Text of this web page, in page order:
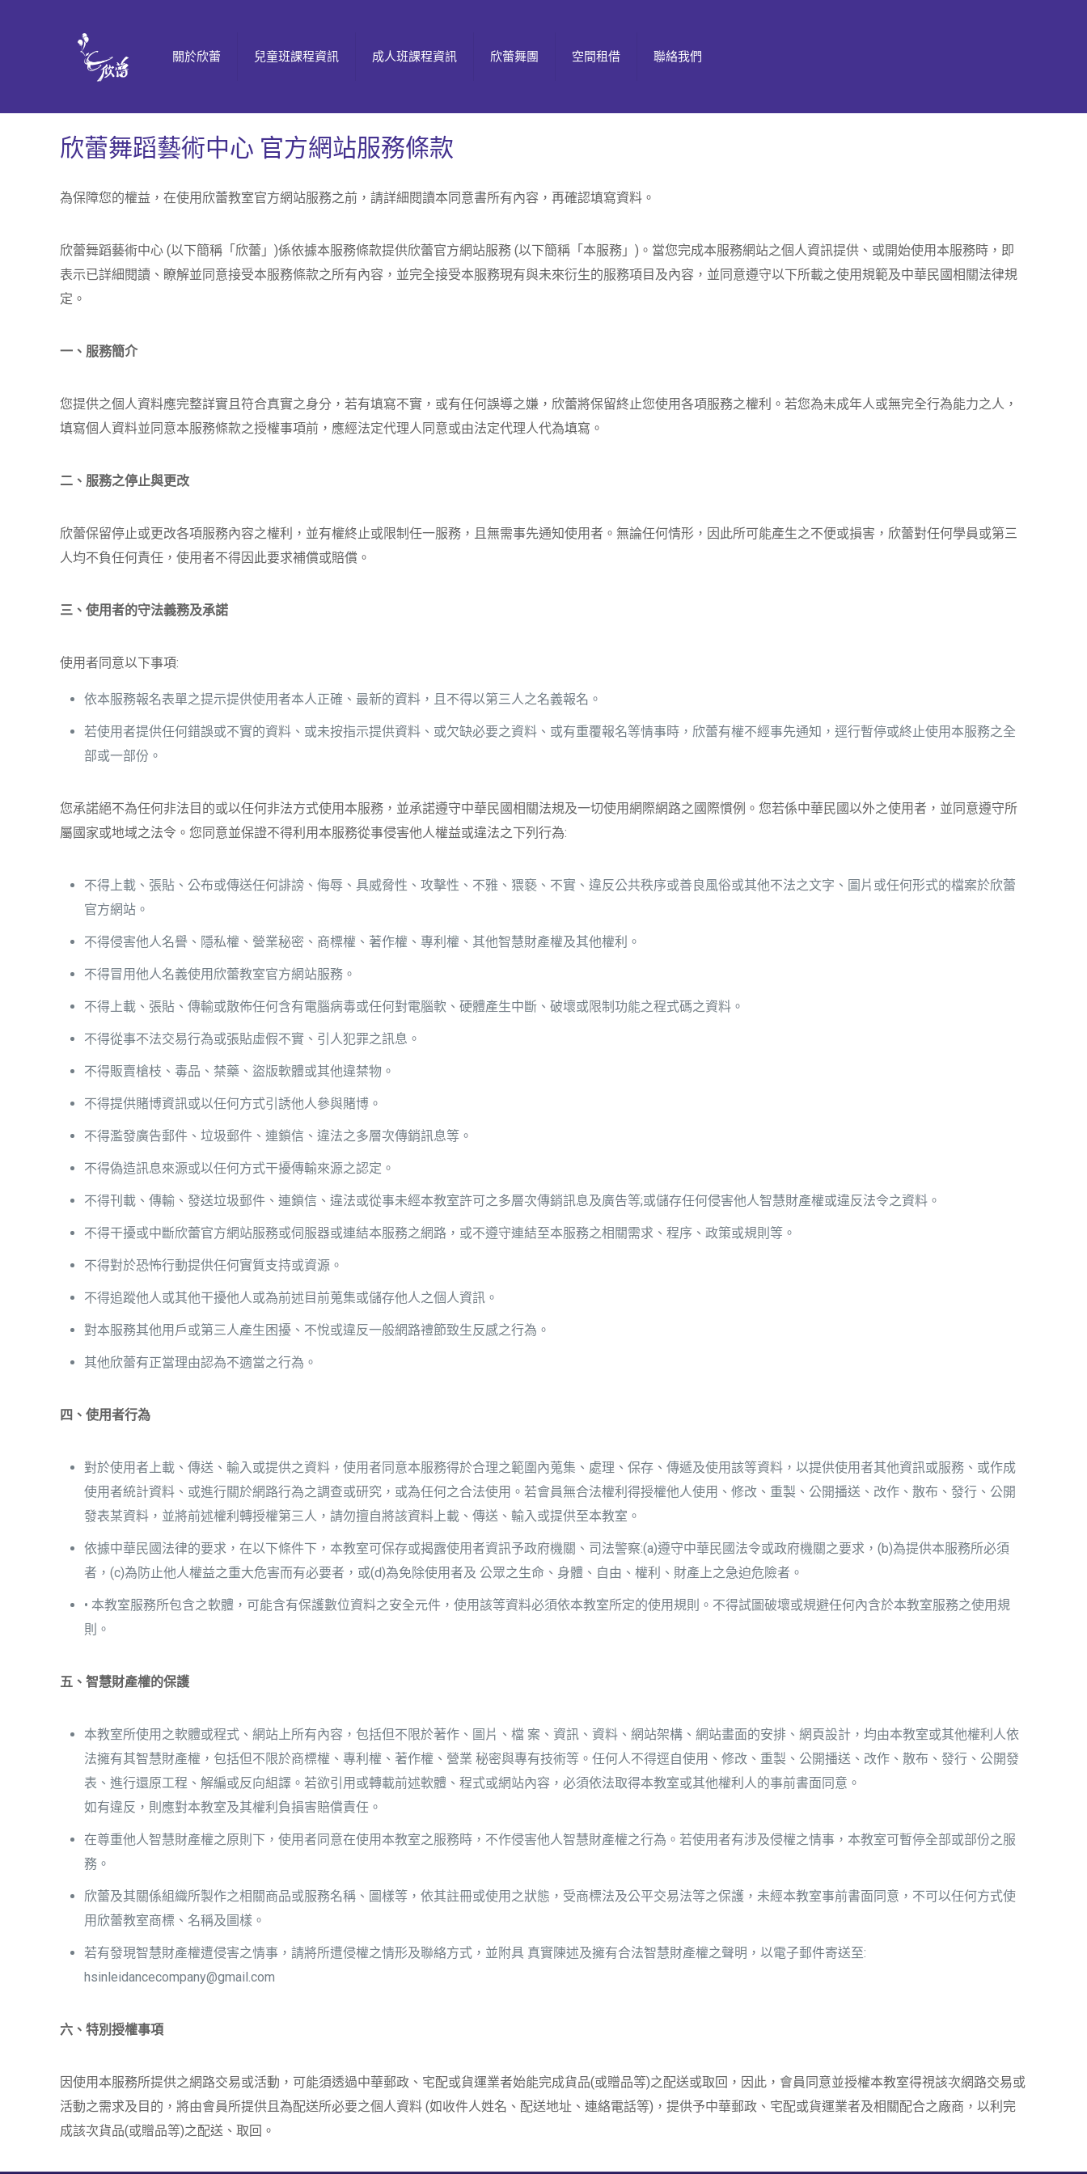
關於欣蕾 兒童班課程資訊 成人班課程資訊 欣蕾舞團 空間租借 聯絡我們
欣蕾舞蹈藝術中心 官方網站服務條款
為保障您的權益，在使用欣蕾教室官方網站服務之前，請詳細閱讀本同意書所有內容，再確認填寫資料。
欣蕾舞蹈藝術中心 (以下簡稱「欣蕾」)係依據本服務條款提供欣蕾官方網站服務 (以下簡稱「本服務」)。當您完成本服務網站之個人資訊提供、或開始使用本服務時，即
表示已詳細閱讀、瞭解並同意接受本服務條款之所有內容，並完全接受本服務現有與未來衍生的服務項目及內容，並同意遵守以下所載之使用規範及中華民國相關法律規
定。
一、服務簡介
您提供之個人資料應完整詳實且符合真實之身分，若有填寫不實，或有任何誤導之嫌，欣蕾將保留終止您使用各項服務之權利。若您為未成年人或無完全行為能力之人，
填寫個人資料並同意本服務條款之授權事項前，應經法定代理人同意或由法定代理人代為填寫。
二、服務之停止與更改
欣蕾保留停止或更改各項服務內容之權利，並有權終止或限制任一服務，且無需事先通知使用者。無論任何情形，因此所可能產生之不便或損害，欣蕾對任何學員或第三
人均不負任何責任，使用者不得因此要求補償或賠償。
三、使用者的守法義務及承諾
使用者同意以下事項:
依本服務報名表單之提示提供使用者本人正確、最新的資料，且不得以第三人之名義報名。
若使用者提供任何錯誤或不實的資料、或未按指示提供資料、或欠缺必要之資料、或有重覆報名等情事時，欣蕾有權不經事先通知，逕行暫停或終止使用本服務之全
部或一部份。
您承諾絕不為任何非法目的或以任何非法方式使用本服務，並承諾遵守中華民國相關法規及一切使用網際網路之國際慣例。您若係中華民國以外之使用者，並同意遵守所
屬國家或地域之法令。您同意並保證不得利用本服務從事侵害他人權益或違法之下列行為:
不得上載、張貼、公布或傳送任何誹謗、侮辱、具威脅性、攻擊性、不雅、猥褻、不實、違反公共秩序或善良風俗或其他不法之文字、圖片或任何形式的檔案於欣蕾
官方網站。
不得侵害他人名譽、隱私權、營業秘密、商標權、著作權、專利權、其他智慧財產權及其他權利。
不得冒用他人名義使用欣蕾教室官方網站服務。
不得上載、張貼、傳輸或散佈任何含有電腦病毒或任何對電腦軟、硬體產生中斷、破壞或限制功能之程式碼之資料。
不得從事不法交易行為或張貼虛假不實、引人犯罪之訊息。
不得販賣槍枝、毒品、禁藥、盜版軟體或其他違禁物。
不得提供賭博資訊或以任何方式引誘他人參與賭博。
不得濫發廣告郵件、垃圾郵件、連鎖信、違法之多層次傳銷訊息等。
不得偽造訊息來源或以任何方式干擾傳輸來源之認定。
不得刊載、傳輸、發送垃圾郵件、連鎖信、違法或從事未經本教室許可之多層次傳銷訊息及廣告等;或儲存任何侵害他人智慧財產權或違反法令之資料。
不得干擾或中斷欣蕾官方網站服務或伺服器或連結本服務之網路，或不遵守連結至本服務之相關需求、程序、政策或規則等。
不得對於恐怖行動提供任何實質支持或資源。
不得追蹤他人或其他干擾他人或為前述目前蒐集或儲存他人之個人資訊。
對本服務其他用戶或第三人產生困擾、不悅或違反一般網路禮節致生反感之行為。
其他欣蕾有正當理由認為不適當之行為。
四、使用者行為
對於使用者上載、傳送、輸入或提供之資料，使用者同意本服務得於合理之範圍內蒐集、處理、保存、傳遞及使用該等資料，以提供使用者其他資訊或服務、或作成
使用者統計資料、或進行關於網路行為之調查或研究，或為任何之合法使用。若會員無合法權利得授權他人使用、修改、重製、公開播送、改作、散布、發行、公開
發表某資料，並將前述權利轉授權第三人，請勿擅自將該資料上載、傳送、輸入或提供至本教室。
依據中華民國法律的要求，在以下條件下，本教室可保存或揭露使用者資訊予政府機關、司法警察:(a)遵守中華民國法令或政府機關之要求，(b)為提供本服務所必須
者，(c)為防止他人權益之重大危害而有必要者，或(d)為免除使用者及 公眾之生命、身體、自由、權利、財產上之急迫危險者。
• 本教室服務所包含之軟體，可能含有保護數位資料之安全元件，使用該等資料必須依本教室所定的使用規則。不得試圖破壞或規避任何內含於本教室服務之使用規
則。
五、智慧財產權的保護
本教室所使用之軟體或程式、網站上所有內容，包括但不限於著作、圖片、檔 案、資訊、資料、網站架構、網站畫面的安排、網頁設計，均由本教室或其他權利人依
法擁有其智慧財產權，包括但不限於商標權、專利權、著作權、營業 秘密與專有技術等。任何人不得逕自使用、修改、重製、公開播送、改作、散布、發行、公開發
表、進行還原工程、解編或反向組譯。若欲引用或轉載前述軟體、程式或網站內容，必須依法取得本教室或其他權利人的事前書面同意。
如有違反，則應對本教室及其權利負損害賠償責任。
在尊重他人智慧財產權之原則下，使用者同意在使用本教室之服務時，不作侵害他人智慧財產權之行為。若使用者有涉及侵權之情事，本教室可暫停全部或部份之服
務。
欣蕾及其關係組織所製作之相關商品或服務名稱、圖樣等，依其註冊或使用之狀態，受商標法及公平交易法等之保護，未經本教室事前書面同意，不可以任何方式使
用欣蕾教室商標、名稱及圖樣。
若有發現智慧財產權遭侵害之情事，請將所遭侵權之情形及聯絡方式，並附具 真實陳述及擁有合法智慧財產權之聲明，以電子郵件寄送至:
hsinleidancecompany@gmail.com
六、特別授權事項
因使用本服務所提供之網路交易或活動，可能須透過中華郵政、宅配或貨運業者始能完成貨品(或贈品等)之配送或取回，因此，會員同意並授權本教室得視該次網路交易或
活動之需求及目的，將由會員所提供且為配送所必要之個人資料 (如收件人姓名、配送地址、連絡電話等)，提供予中華郵政、宅配或貨運業者及相關配合之廠商，以利完
成該次貨品(或贈品等)之配送、取回。